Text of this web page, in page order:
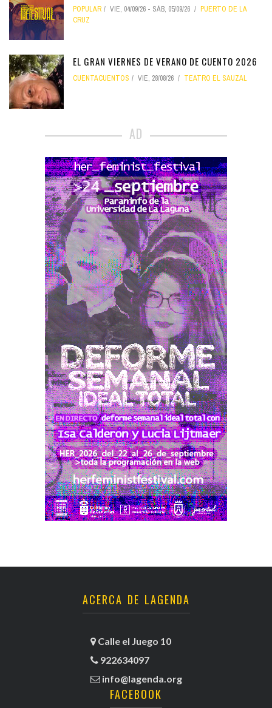
POPULAR VIE, 04/09/26 - SÁB, 05/09/26
PUERTO DE LA
CRUZ
EL GRAN VIERNES DE VERANO DE CUENTO 2026
CUENTACUENTOS VIE, 28/08/26 TEATRO EL SAUZAL
AD
ACERCA DE LAGENDA
Calle el Juego 10
922634097
info@lagenda.org
FACEBOOK